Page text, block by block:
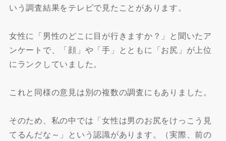
いう調査結果をテレビで見たことがあります。
女性に「男性のどこに目が行きますか？」と聞いたア
ンケートで、「顔」や「手」とともに「お尻」が上位
にランクしていました。
これと同様の意見は別の複数の調査にもありました。
そのため、私の中では「女性は男のお尻をけっこう見
てるんだな～」という認識があります。（実際、前の